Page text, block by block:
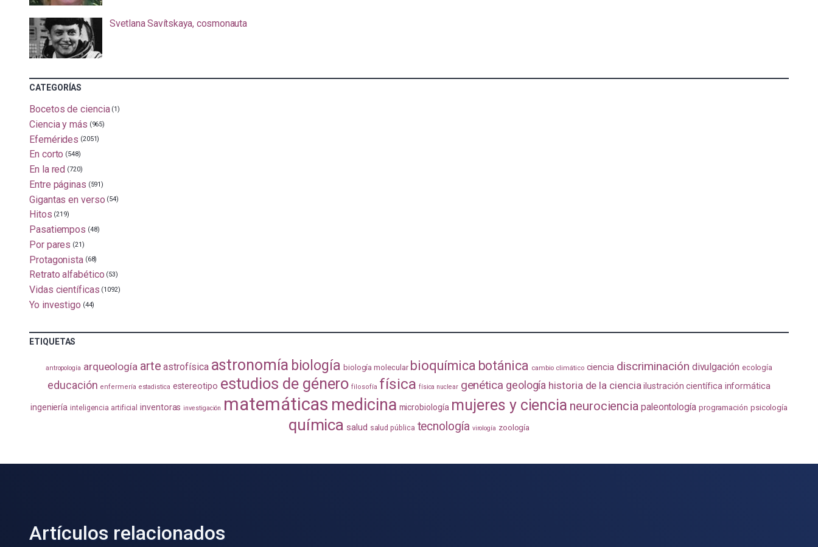
Svetlana Savítskaya, cosmonauta
CATEGORÍAS
Bocetos de ciencia (1)
Ciencia y más (965)
Efemérides (2051)
En corto (548)
En la red (720)
Entre páginas (591)
Gigantas en verso (54)
Hitos (219)
Pasatiempos (48)
Por pares (21)
Protagonista (68)
Retrato alfabético (53)
Vidas científicas (1092)
Yo investigo (44)
ETIQUETAS
antropología arqueología arte astrofísica astronomía biología biología molecular bioquímica botánica cambio climático ciencia discriminación divulgación ecología
educación enfermería estadistica estereotipo estudios de género filosofía física física nuclear genética geología historia de la ciencia ilustración científica informática
ingeniería inteligencia artificial inventoras investigación matemáticas medicina microbiología mujeres y ciencia neurociencia paleontología programación psicología
química salud salud pública tecnología virología zoología
Artículos relacionados